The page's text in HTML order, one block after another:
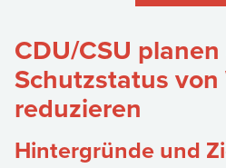
CDU/CSU
Schutzstatus von
reduzieren
Hintergründe und